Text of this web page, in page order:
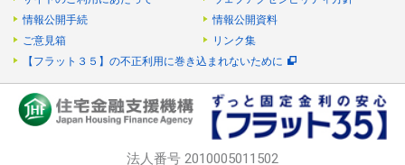
情報公開手続
情報公開資料
ご意見箱
リンク集
【フラット３５】の不正利用に巻き込まれないために
法人番号 2010005011502